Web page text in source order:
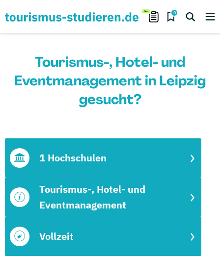
0
Tourismus-, Hotel- und
Eventmanagement in Leipzig
gesucht?
Vollzeit
Tourismus-, Hotel- und
Eventmanagement
1 Hochschulen